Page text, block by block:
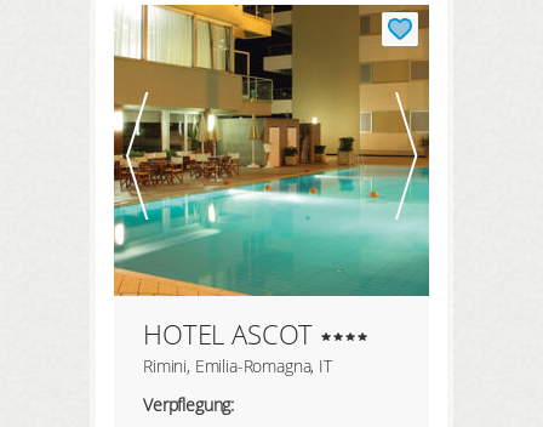
HOTEL ASCOT
Rimini, Emilia-Romagna, IT
Verpflegung: